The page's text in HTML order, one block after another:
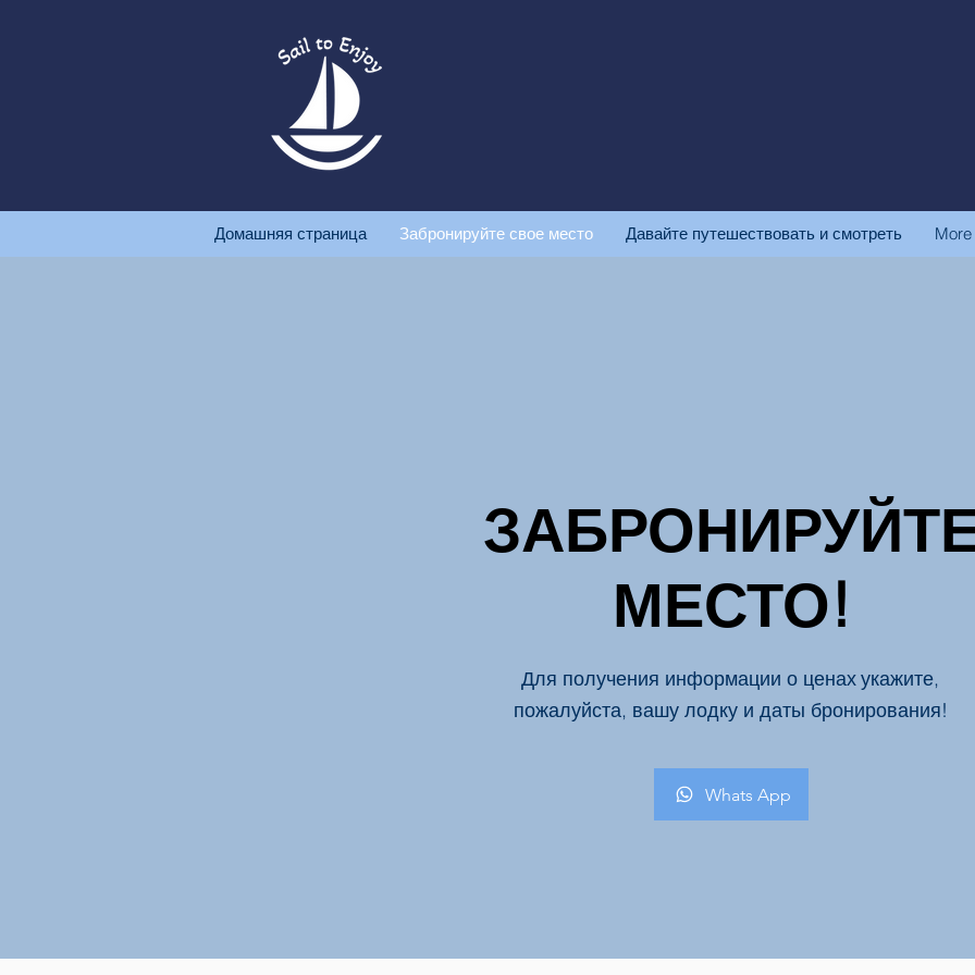
Домашняя страница Забронируйте свое место Давайте путешествовать и смотреть More
МЕСТО!
Для получения информации о ценахукажите,
пожалуйста, вашу лодку и даты бронирования!
Whats App